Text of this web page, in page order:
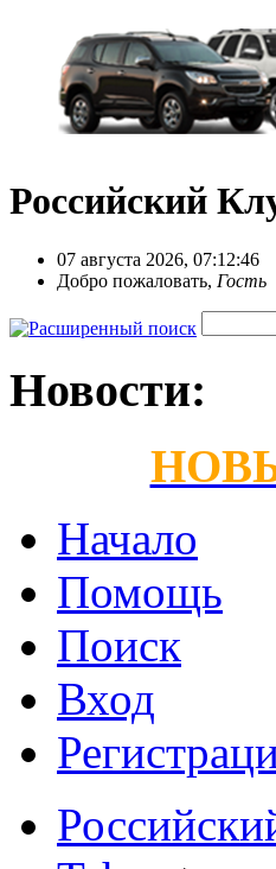
Российский
07 августа 2026, 07:12:46
Добро пожаловать, Гость
Новости:
Начало
Помощь
Поиск
Вход